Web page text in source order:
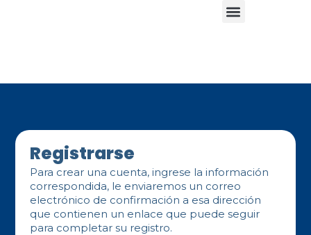
Registrarse
Para crear una cuenta, ingrese la información
correspondida, le enviaremos un correo
electrónico de confirmación a esa dirección
que contienen un enlace que puede seguir
para completar su registro.